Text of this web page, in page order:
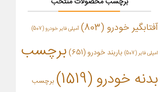
آفتابگیر خودرو (803) آمپلی فایر خودرو(507)
امپلی فایر (507) باربند خودرو(651)
برچسب
بدنه خودرو(1519) برچسب